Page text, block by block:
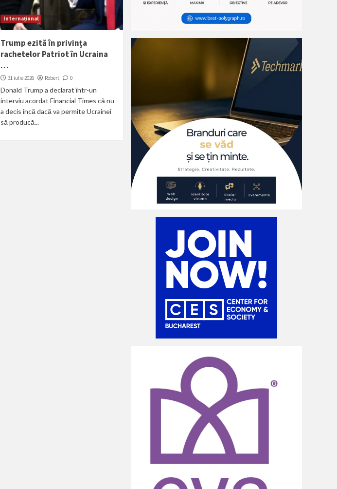
Internațional
Trump ezită în privința
rachetelor Patriot în Ucraina
…
31 iulie 2026 Robert 0
Donald Trump a declarat într-un
interviu acordat Financial Times că nu
a decis încă dacă va permite Ucrainei
să producă...